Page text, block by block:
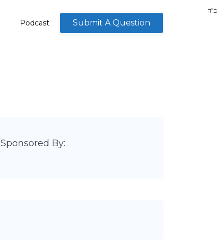
Podcast Submit A Question
Sponsored By: